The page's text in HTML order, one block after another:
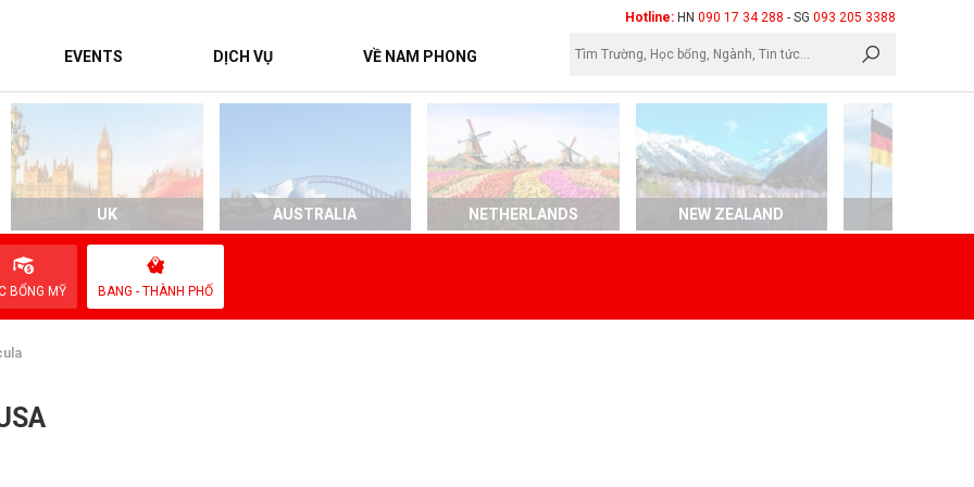
Hotline: HN 090 17 34 288 - SG 093 205 3388
EVENTS DỊCH VỤ VỀ NAM PHONG
UK AUSTRALIA NETHERLANDS NEW ZEALAND
BỔNG MỸ BANG - THÀNH PHỐ